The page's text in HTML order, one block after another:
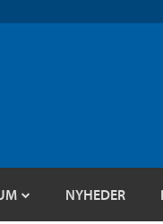
NYHEDER